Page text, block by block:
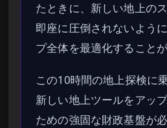
たときに、新しい地上の
即座に圧倒されないよう
プ全体を最適化することが
この10時間の地上探検に
新しい地上ツールをアッ
ための強固な財政基盤が